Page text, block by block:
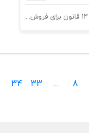
کتاب 14 قانون برای فروش بیشتر . نخستین گام فروش ، جلب اعتماد است
8
...
33
34